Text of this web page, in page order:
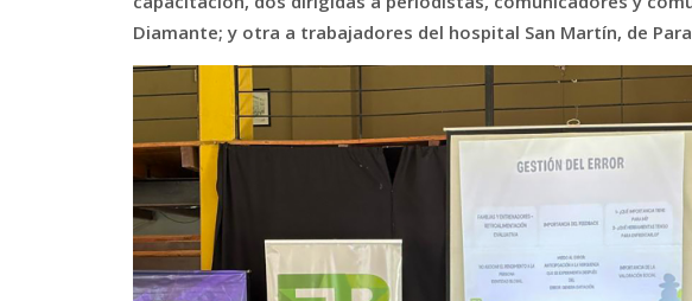
Diamante; y otra a trabajadores del hospital San Martín, de